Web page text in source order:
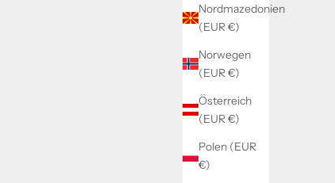
Nordmazedonien
(EUR €)
Norwegen
(EUR €)
Österreich
(EUR €)
Polen (EUR
€)